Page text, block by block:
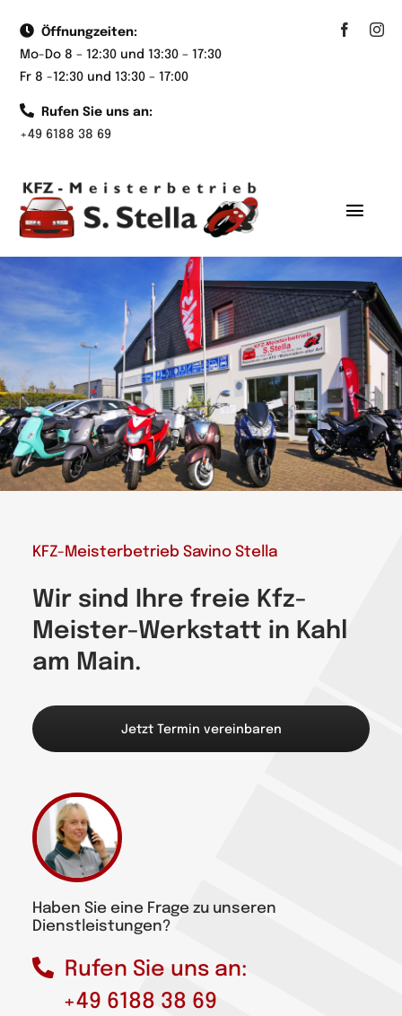
Inhalt Öffnungzeiten:
Mo-Do 8 – 12:30 und 13:30 – 17:30
Fr 8 -12:30 und 13:30 – 17:00
Rufen Sie uns an:
+49 6188 38 69
Unser Team
KFZ-Service
Zweirad-Service
Elektrofahrzeuge
KFZ-Meisterbetrieb Savino Stella
Wir sind Ihre freie Kfz-
Meister-Werkstatt in Kahl
am Main.
Jetzt Termin vereinbaren
Haben Sie eine Frage zu unseren
Dienstleistungen?
Rufen Sie uns an:
+49 6188 38 69